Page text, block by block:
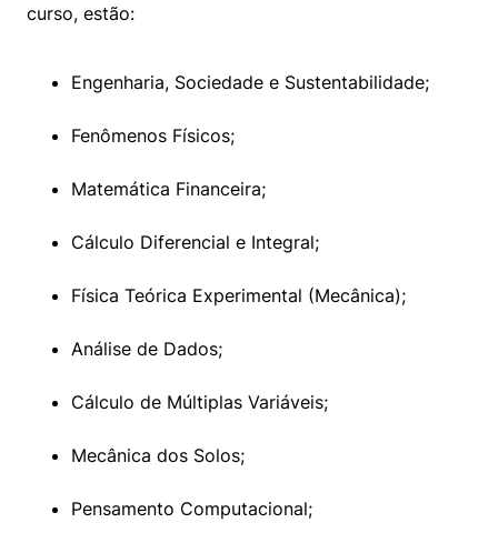
curso, estão:
Engenharia, Sociedade e Sustentabilidade;
Fenômenos Físicos;
Matemática Financeira;
Cálculo Diferencial e Integral;
Física Teórica Experimental (Mecânica);
Análise de Dados;
Cálculo de Múltiplas Variáveis;
Mecânica dos Solos;
Pensamento Computacional;